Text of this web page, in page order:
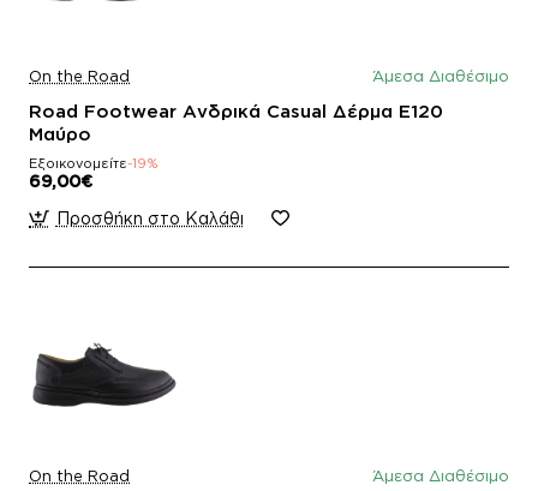
On the Road Άμεσα Διαθέσιμο
Road Footwear Ανδρικά Casual Δέρμα E120
Μαύρο
Εξοικονομείτε-19%
69,00€
Προσθήκη στο Καλάθι
On the Road Άμεσα Διαθέσιμο